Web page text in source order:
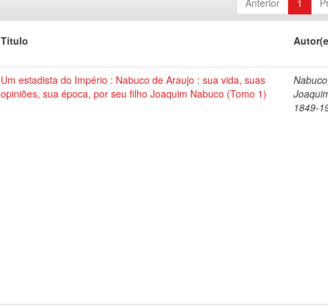
Anterior 1
Título
Um estadista do Império : Nabuco de Araujo : sua vida, suas
opiniões, sua época, por seu filho Joaquim Nabuco (Tomo 1)
Nabuco,
1849-